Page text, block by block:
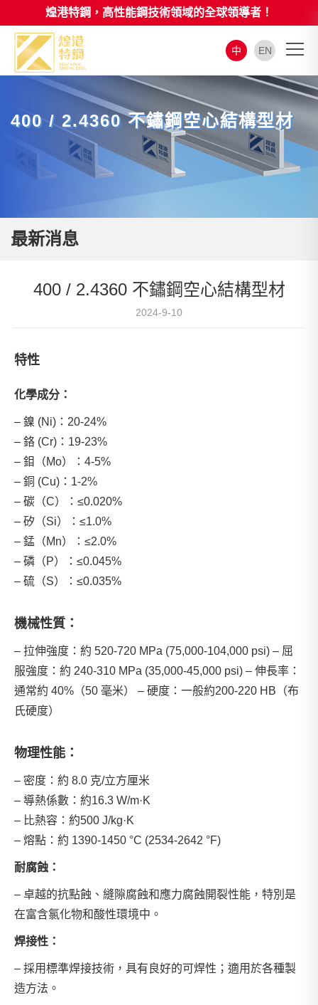
煌港特鋼，高性能鋼技術領域的全球領導者！
中 EN
400 / 2.4360 不鏽鋼空心結構型材
最新消息
400 / 2.4360 不鏽鋼空心結構型材
2024-9-10
特性
化學成分：
– 鎳 (Ni)：20-24%
– 鉻 (Cr)：19-23%
– 鉬（Mo）：4-5%
– 銅 (Cu)：1-2%
– 碳（C）：≤0.020%
– 矽（Si）：≤1.0%
– 錳（Mn）：≤2.0%
– 磷（P）：≤0.045%
– 硫（S）：≤0.035%
機械性質：
– 拉伸強度：約 520-720 MPa (75,000-104,000 psi) – 屈
服強度：約 240-310 MPa (35,000-45,000 psi) – 伸長率：
通常約 40%（50 毫米） – 硬度：一般約200-220 HB（布
氏硬度）
物理性能：
– 密度：約 8.0 克/立方厘米
– 導熱係數：約16.3 W/m·K
– 比熱容：約500 J/kg·K
– 熔點：約 1390-1450 °C (2534-2642 °F)
耐腐蝕：
– 卓越的抗點蝕、縫隙腐蝕和應力腐蝕開裂性能，特別是
在富含氯化物和酸性環境中。
焊接性：
– 採用標準焊接技術，具有良好的可焊性；適用於各種製
造方法。